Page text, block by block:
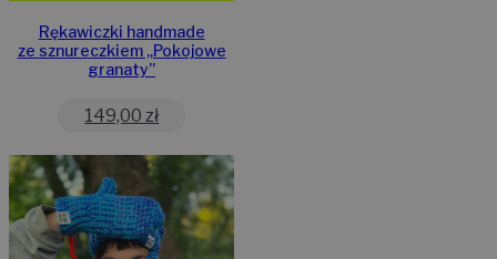
Rękawiczki handmade
ze sznureczkiem ,,Pokojowe
granaty”
149,00 zł